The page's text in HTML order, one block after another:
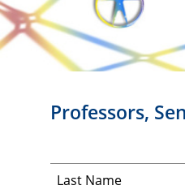
Professors,
Last Name